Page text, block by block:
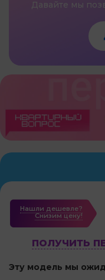
Давайте мы
Нашли дешевле?
Cнизим цену!
ПОЛУЧИТЬ
Эту модель мы